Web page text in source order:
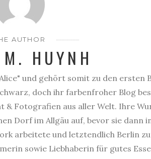
AUTHOR
HUYNH
und gehört somit zu den ersten
doch ihr farbenfroher Blog
& Fotografien aus aller Welt. Ihre
Dorf im Allgäu auf, bevor sie dann
arbeitete und letztendlich Berlin
sowie Liebhaberin für gutes